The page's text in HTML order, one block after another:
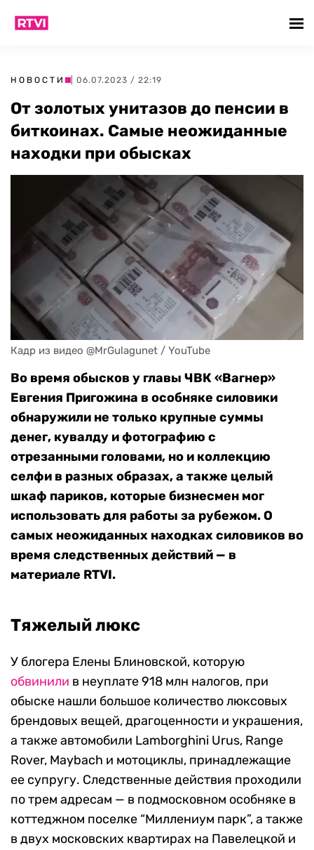
НОВОСТИ | 06.07.2023 / 22:19
От золотых унитазов до пенсии в
биткоинах. Самые неожиданные
находки при обысках
Кадр из видео @MrGulagunet / YouTube
Во время обысков у главы ЧВК«Вагнер»
Евгения Пригожина в особняке силовики
обнаружили не только крупные суммы
денег, кувалду и фотографию с
отрезанными головами, но и коллекцию
селфи в разных образах,а также целый
шкаф париков, которые бизнесмен мог
использовать для работы за рубежом. О
самых неожиданных находках силовиков во
время следственных действий — в
материале RTVI.
Тяжелый люкс
У блогера Елены Блиновской, которую
обвинили в неуплате 918 млн налогов, при
обыске нашли большое количество люксовых
брендовых вещей, драгоценности и украшения,
а также автомобили Lamborghini Urus, Range
Rover, Maybach и мотоциклы, принадлежащие
ее супругу. Следственные действия проходили
по трем адресам — в подмосковном особняке в
коттеджном поселке “Миллениум парк”, а также
в двух московских квартирах на Павелецкой и